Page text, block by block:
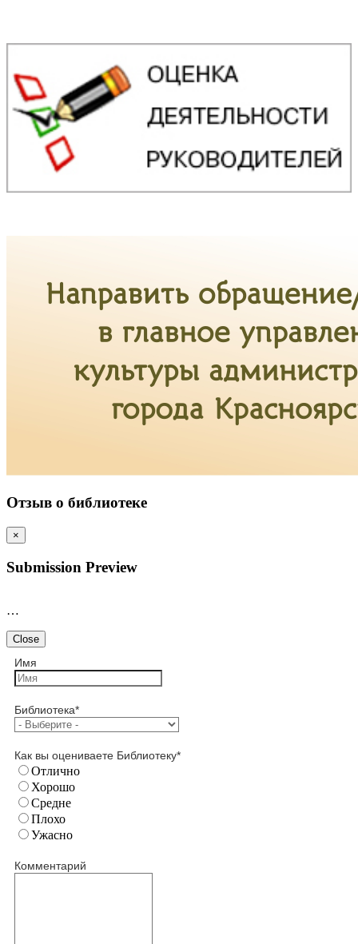
Отзыв о библиотеке
×
Submission Preview
…
Close
Имя
Библиотека*
Как вы оцениваете Библиотеку*
Отлично
Хорошо
Средне
Плохо
Ужасно
Комментарий